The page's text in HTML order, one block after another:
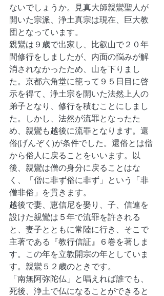
ないでしょうか。見真大師親鸞聖人が
開いた宗派、浄土真宗は現在、巨大教
団となっています。
親鸞は９歳で出家し、比叡山で２０年
間修行をしましたが、内面の悩みが解
消されなかったため、山を下りまし
た。京都六角堂に籠って９５日目に啓
示を得て、浄土宗を開いた法然上人の
弟子となり、修行を積むことにしまし
た。しかし、法然が流罪となったた
め、親鸞も越後に流罪となります。還
俗(げんぞく)が条件でした。還俗とは僧
から俗人に戻ることをいいます。以
後、親鸞は僧の身分に戻ることはな
く、「僧に非ず俗に非ず」という「非
僧非俗」を貫きます。
越後で妻、恵信尼を娶り、子、信連を
設けた親鸞は５年で流罪を許される
と、妻子とともに常陸に行き、そこで
主著である『教行信証』６巻を著しま
す。この年を立教開宗の年としていま
す。親鸞５２歳のときです。
「南無阿弥陀仏」と唱えれば誰でも、
死後、浄土で仏になることができると